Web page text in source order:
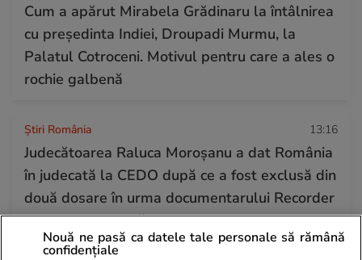
Cum a apărut Mirabela Grădinaru la întâlnirea
cu președinta Indiei, Droupadi Murmu, la
Palatul Cotroceni. Motivul pentru care a ales o
rochie galbenă
Știri România 13:16
Judecătoarea Raluca Moroșanu a dat România
în judecată la CEDO după ce a fost exclusă din
două dosare în urma documentarului Recorder
„Justiție capturată”
Nouă ne pasă ca datele tale personale să rămână
confidențiale